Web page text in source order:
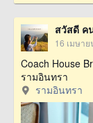
สวัสดี ค
16 เมษา
Coach House
รามอินทรา
รามอินทรา